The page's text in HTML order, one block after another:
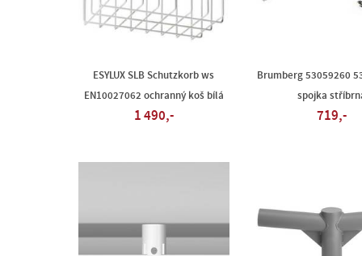
ESYLUX SLB Schutzkorb ws
EN10027062 ochranný koš bílá
1 490,-
Brumberg 53059260
spojka
719,-